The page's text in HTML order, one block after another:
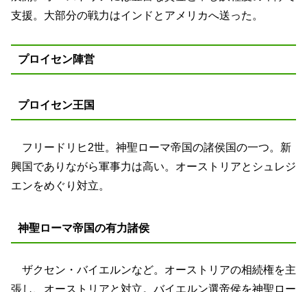
支援。大部分の戦力はインドとアメリカへ送った。
プロイセン陣営
プロイセン王国
フリードリヒ2世。神聖ローマ帝国の諸侯国の一つ。新
興国でありながら軍事力は高い。オーストリアとシュレジ
エンをめぐり対立。
神聖ローマ帝国の有力諸侯
ザクセン・バイエルンなど。オーストリアの相続権を主
張し、オーストリアと対立。バイエルン選帝侯を神聖ロー